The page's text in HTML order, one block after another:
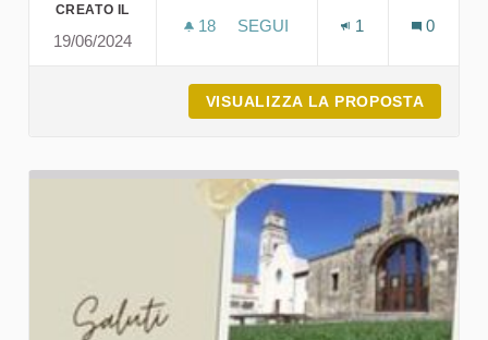
CREATO IL
19/06/2024
18 18 SOSTENITORI
SEGUI
1 0
VISUALIZZA LA PROPOSTA